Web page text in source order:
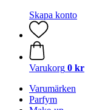
Skapa konto
Varukorg 0 kr
Varumärken
Parfym